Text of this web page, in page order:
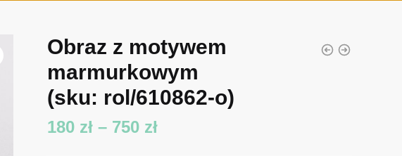
Obraz z motywem
marmurkowym
(sku: rol/610862-o)
180 zł – 750 złZakres